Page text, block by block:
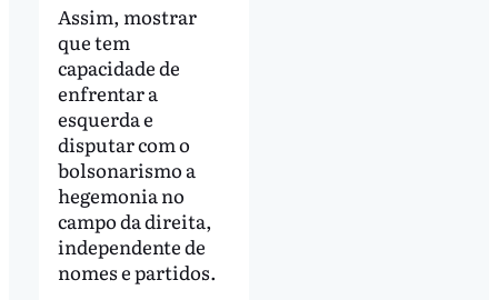
Assim, mostrar
que tem
capacidade de
enfrentar a
esquerda e
disputar com o
bolsonarismo a
hegemonia no
campo da direita,
independente de
nomes e partidos.